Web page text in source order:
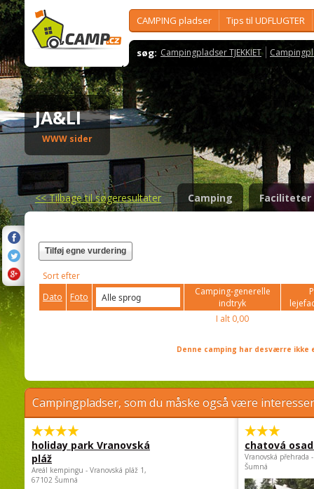
CAMPING pladser Tips til UDFLUGTER
søg: Campingpladser TJEKKIET
JA&LI
WWW sider
<<Tilbage til søgeresultater Camping Faciliteter
Tilføj egne vurdering
Sort efter
Dato
Foto
Camping-generelle
indtryk
I alt 0,00
Denne camping har desværre
Campingpladser, som du måske også være
holiday park Vranovská
pláž
Areál kempingu - Vranovská pláž 1,
67102 Šumná
chatová
Vranovská přehrada
Šumná